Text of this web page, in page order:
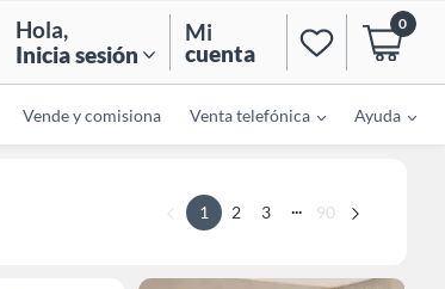
Hola,
Inicia sesión
Mi
cuenta
0
Vende y comisiona Venta telefónica Ayuda
1 2 3 ... 90